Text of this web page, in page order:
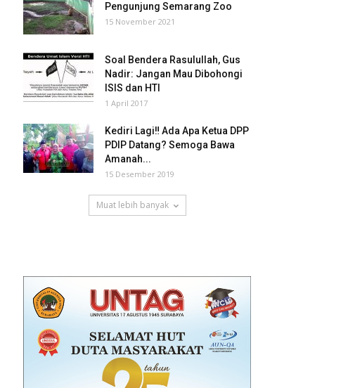
Pengunjung Semarang Zoo
15 November 2021
Soal Bendera Rasulullah, Gus
Nadir: Jangan Mau Dibohongi
ISIS dan HTI
1 April 2017
Kediri Lagi‼ Ada Apa Ketua DPP
PDIP Datang? Semoga Bawa
Amanah...
15 Desember 2019
Muat lebih banyak